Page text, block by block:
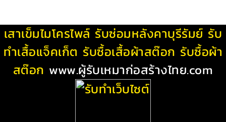
เสาเข็มไมโครไพล์ รับซ่อมหลังคาบุรีรัมย์ รับ
ทําเสื้อแจ็คเก็ต รับซื้อเสื้อผ้าสต๊อก รับซื้อผ้า
สต๊อก www.ผู้รับเหมาก่อสร้างไทย.com